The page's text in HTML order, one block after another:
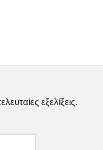
εξελίξεις.